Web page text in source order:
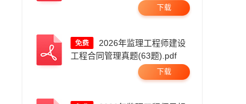
下载
工程合同管理真题(63题).pdf
下载